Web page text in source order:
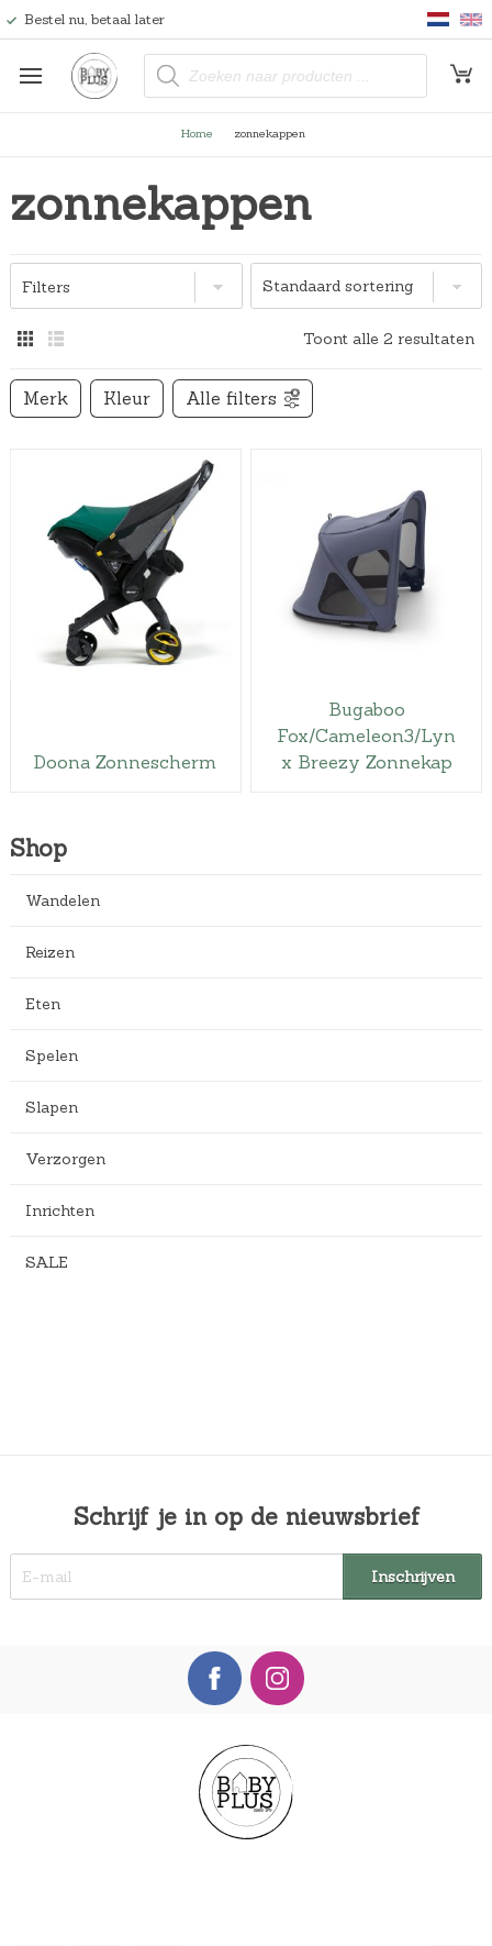
Bestel nu, betaal later
P
o
n
z
o
e
Home zonnekappen
zonnekappen
Filters
Toont alle 2 resultaten
Merk Kleur Alle filters
Doona Zonnescherm
Bugaboo
Fox/Cameleon3/Lyn
x Breezy Zonnekap
Shop
Wandelen
Reizen
Eten
Spelen
Slapen
Verzorgen
Inrichten
SALE
Schrijf je in op de nieuwsbrief